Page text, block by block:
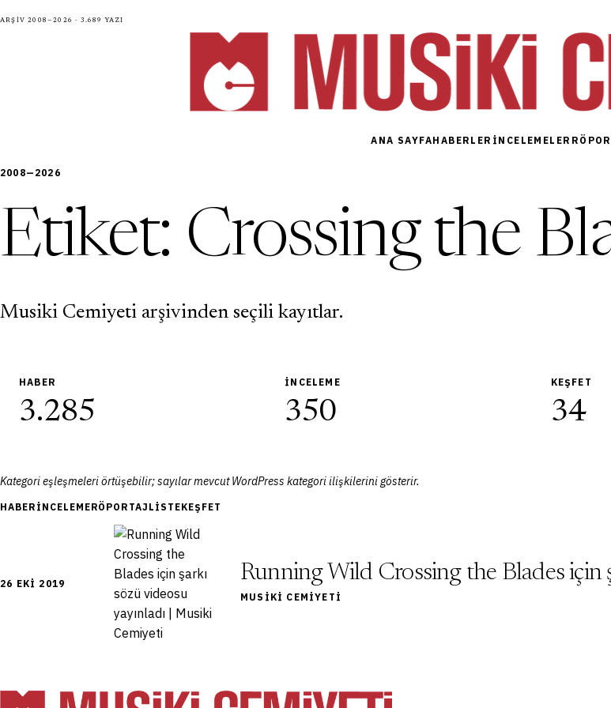
Arşiv 2008—2026 · 3.689 yazı
ANA SAYFAHABERLER İNCELEMELER
2008—2026
Etiket: Crossing the
Musiki Cemiyeti arşivinden seçili kayıtlar.
HABER
3.285
İNCELEME
350
KEŞFET
34
Kategori eşleşmeleri örtüşebilir; sayılar mevcut WordPress kategori ilişkilerini gösterir.
HABER İNCELEMERÖPORTAJ LISTEKEŞFET
26 EKI 2019 Running Wild Crossing the Blades için
MUSIKI CEMIYETI